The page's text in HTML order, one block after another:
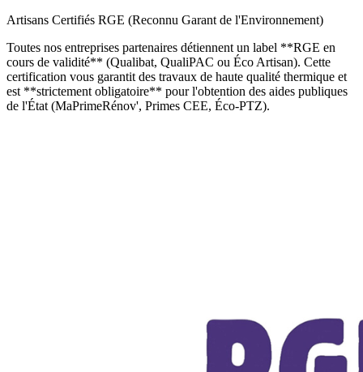
Artisans Certifiés RGE (Reconnu Garant de l'Environnement)
Toutes nos entreprises partenaires détiennent un label **RGE en
cours de validité** (Qualibat, QualiPAC ou Éco Artisan). Cette
certification vous garantit des travaux de haute qualité thermique et
est **strictement obligatoire** pour l'obtention des aides publiques
de l'État (MaPrimeRénov', Primes CEE, Éco-PTZ).